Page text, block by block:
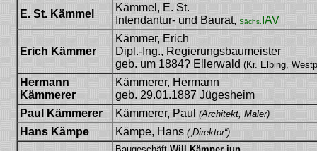
E. St. Kämmel
Kämmel, E. St.
Intendantur- und Baurat, Sächs. IAV
Erich Kämmer
Kämmer, Erich
Dipl.-Ing., Regierungsbaumeister
geb. um 1884? Ellerwald (Kr. Elbing,
Hermann
Kämmerer
Kämmerer, Hermann
geb. 29.01.1887 Jügesheim
Paul Kämmerer
Kämmerer, Paul (Architekt, Maler)
Hans Kämpe Kämpe, Hans („Direktor“)